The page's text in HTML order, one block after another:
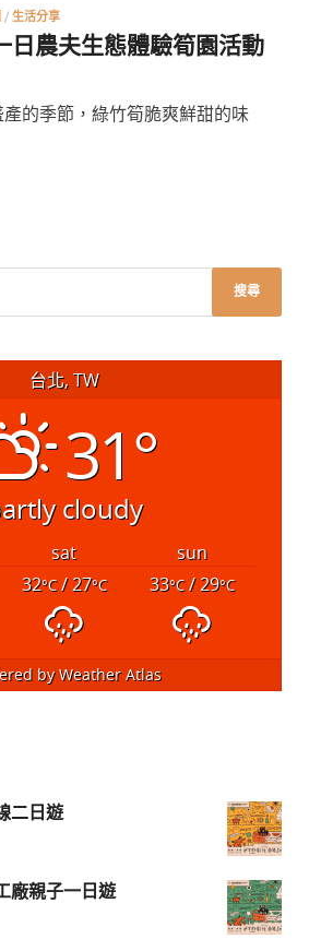
/ 生活分享
日農夫生態體驗筍園活動
的季節，綠竹筍脆爽鮮甜的味
台北, TW
31°
cloudy
sat
sun
32°C/ 27°C 33°C/ 29°C
byWeather Atlas
二日遊
廠親子一日遊